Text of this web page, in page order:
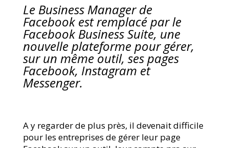
Le Business Manager de
Facebook est remplacé par le
Facebook Business Suite, une
nouvelle plateforme pour gérer,
sur un même outil, ses pages
Facebook, Instagram et
Messenger.
A y regarder de plus près, il devenait difficile
pour les entreprises de gérer leur page